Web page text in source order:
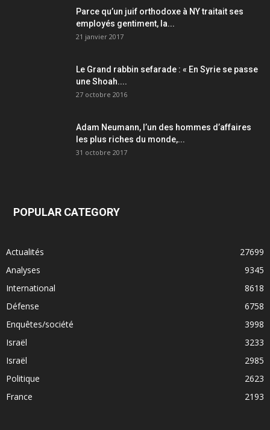
Parce qu’un juif orthodoxe à NY traitait ses
employés gentiment, la...
21 janvier 2017
Le Grand rabbin sefarade : « En Syrie se passe
une Shoah....
27 octobre 2016
Adam Neumann, l’un des hommes d’affaires
les plus riches du monde,...
31 octobre 2017
POPULAR CATEGORY
Actualités
27699
Analyses
9345
International
8618
Défense
6758
Enquêtes/société
3998
Israël
3233
Israël
2985
Politique
2623
France
2193